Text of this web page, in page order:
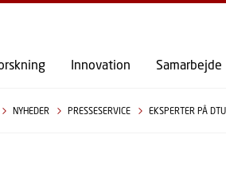
GÅ TIL PRIMÆRT
Innovation Samarbejde
NYHEDER PRESSESERVICE EKSPERTER PÅ DTU